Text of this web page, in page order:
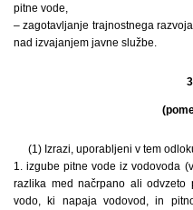
pitne vode,
– zagotavljanje trajnostnega
nad izvajanjem javne službe.
(1) Izrazi, uporabljeni v tem
1. izgube pitne vode iz vodovoda
razlika med načrpano ali
vodo, ki napaja vodovod, in